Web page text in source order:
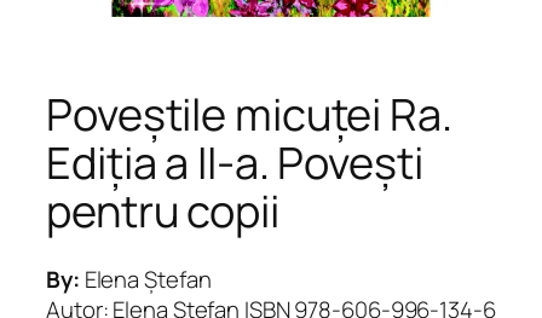
Poveștile micuței Ra.
Ediția a II-a. Povești
pentru copii
By: Elena Ștefan
Autor: Elena Ștefan ISBN 978-606-996-134-6